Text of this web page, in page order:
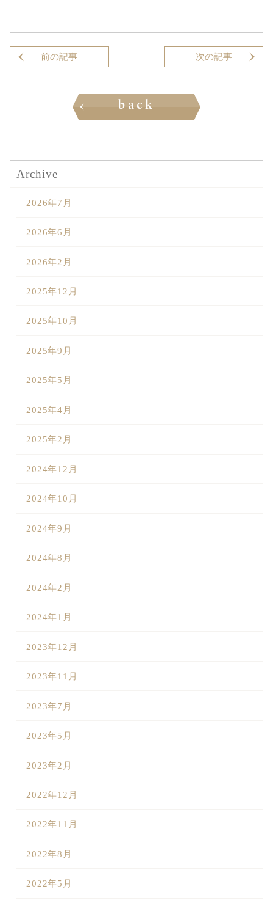
Archive
2026年7月
2026年6月
2026年2月
2025年12月
2025年10月
2025年9月
2025年5月
2025年4月
2025年2月
2024年12月
2024年10月
2024年9月
2024年8月
2024年2月
2024年1月
2023年12月
2023年11月
2023年7月
2023年5月
2023年2月
2022年12月
2022年11月
2022年8月
2022年5月
前の記事
前の記事はありません
back
次の記事
次の記事はありません